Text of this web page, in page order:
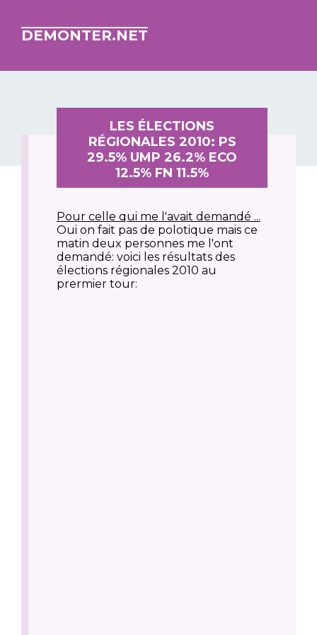
DEMONTER.NET
LES ÉLECTIONS
RÉGIONALES 2010: PS
29.5% UMP 26.2% ECO
12.5% FN 11.5%
Pour celle qui me l'avait demandé ...
Oui on fait pas de polotique mais ce
matin deux personnes me l'ont
demandé: voici les résultats des
élections régionales 2010 au
prermier tour: